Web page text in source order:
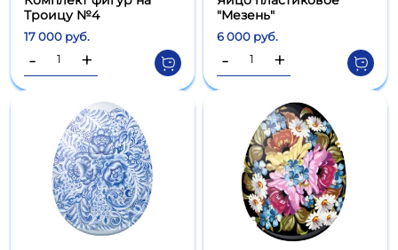
Троицу №4
17 000 руб.
- +
"Мезень"
6 000 руб.
- +